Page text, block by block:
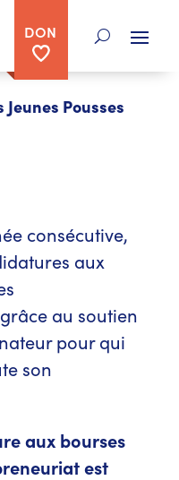
DON
Pousses
consécutive,
aux
au soutien
pour qui
son
aux bourses
est